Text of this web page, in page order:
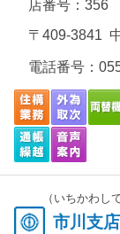
店番号：356
〒409-3841
電話番号：
（いちかわし
市川支店